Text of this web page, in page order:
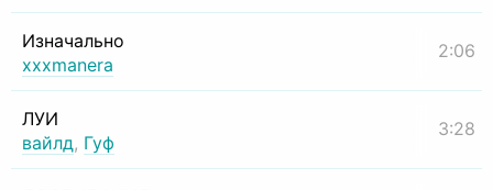
Изначально
xxxmanera
2:06
ЛУИ
вайлд, Гуф
3:28